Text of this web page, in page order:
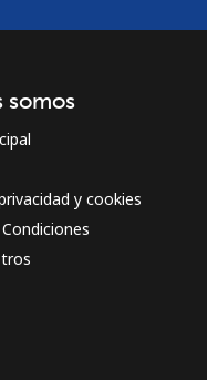
somos
y cookies